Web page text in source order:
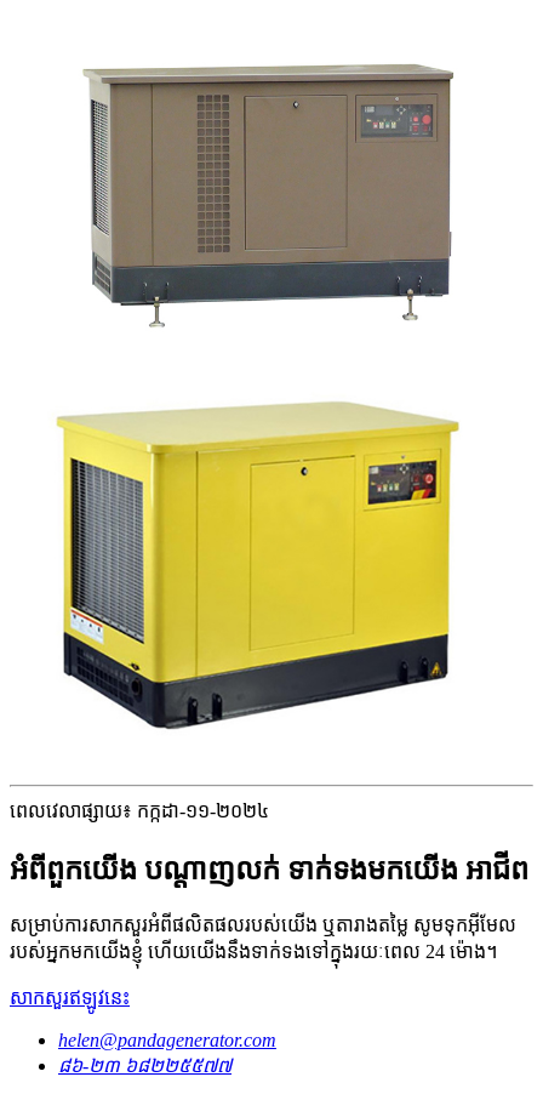
ពេលវេលាផ្សាយ៖ កក្កដា-១១-២០២៤
អំពីពួកយើង បណ្តាញលក់ ទាក់ទងមកយើង អាជីព
សម្រាប់ការសាកសួរអំពីផលិតផលរបស់យើង ឬតារាងតម្លៃ សូមទុកអ៊ីមែល
របស់អ្នកមកយើងខ្ញុំ ហើយយើងនឹងទាក់ទងទៅក្នុងរយៈពេល 24 ម៉ោង។
សាកសួរឥឡូវនេះ
helen@pandagenerator.com
៨៦-២៣ ៦៨២២៥៥៧៧